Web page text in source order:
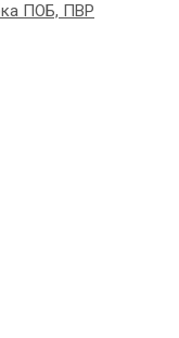
ПОБ, ПВР